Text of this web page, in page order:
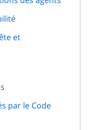
et
par le Code